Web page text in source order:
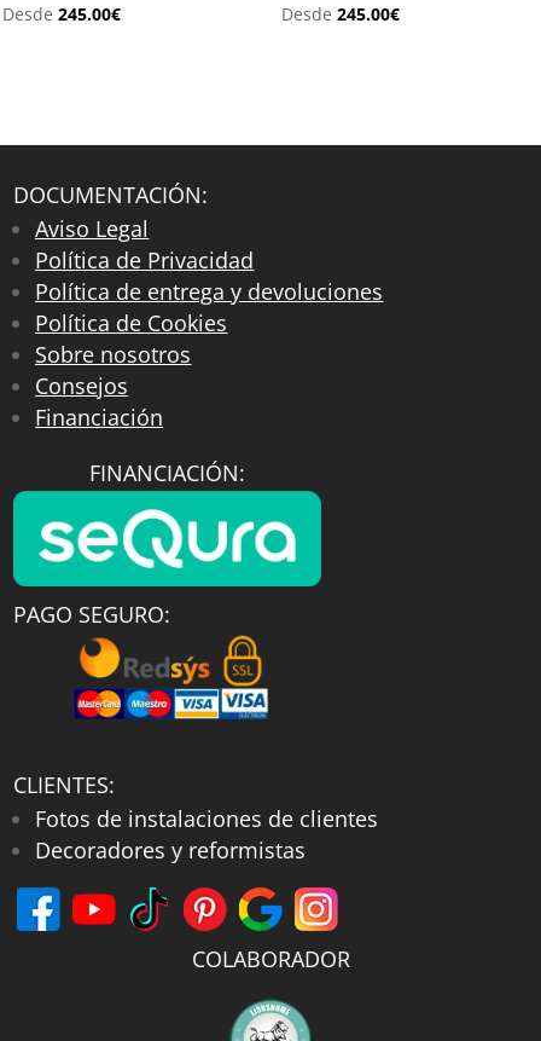
Desde245.00€
Desde 245.00€
DOCUMENTACIÓN:
Aviso Legal
Política de Privacidad
Política de entrega y devoluciones
Política de Cookies
Sobre nosotros
Consejos
Financiación
FINANCIACIÓN:
PAGO SEGURO:
CLIENTES:
Fotos de instalaciones de clientes
Decoradores y reformistas
COLABORADOR